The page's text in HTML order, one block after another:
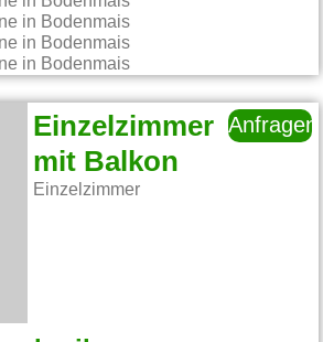
Einzelzimmer
mit Balkon
Einzelzimmer
Anfragen